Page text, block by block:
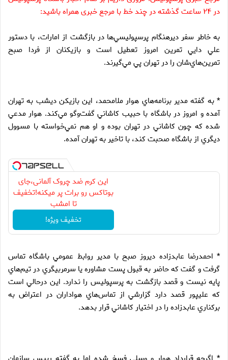
در ۲۴ ساعت گذشته در چند خط با مرجع خبری همراه باشید:
به خاطر سفر ديرهنگام پرسپوليسي‌ها در بازگشت از امارات، با دستور
علي دايي تمرين امروز تعطيل است و بازيكنان از فردا صبح
تمرين‌هاي‌شان را در تهران پي مي‌گيرند.
* به گفته مدير برنامه‌هاي هوار ملامحمد، اين بازيكن ديشب به تهران
آمده و امروز در باشگاه با حبيب كاشاني گفت‌وگو مي‌كند. هوار مدعي
شده كه چون كاشاني در تهران بوده و او هم نمي‌خواسته با مسوول
ديگري از باشگاه صحبت كند، با تاخير به تهران آمده.
این کرم ضد چروک آلمانی،جای
بوتاکس رو برات پر میکنه!تخفیف
تا امشب
تخفیف ویژه!
* احمدرضا عابدزاده ديروز صبح با مدير روابط عمومي باشگاه تماس
گرفت و گفت كه حاضر به قبول پست مشاوره يا سرمربيگري در تيم‌هاي
پايه نيست و قصد بازگشت به پرسپوليس را ندارد. اين درحالي است
كه عليپور قصد دارد گزارشي از تماس‌هاي هواداران در اعتراض به
بركناري عابدزاده را در اختيار كاشاني قرار بدهد.